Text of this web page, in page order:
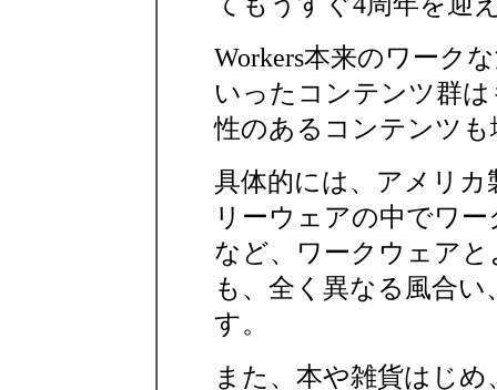
Workers本来のワーク
いったコンテンツ群
性のあるコンテンツ
具体的には、アメリ
リーウェアの中でワ
など、ワークウェア
も、全く異なる風合
す。
また、本や雑貨はじめ